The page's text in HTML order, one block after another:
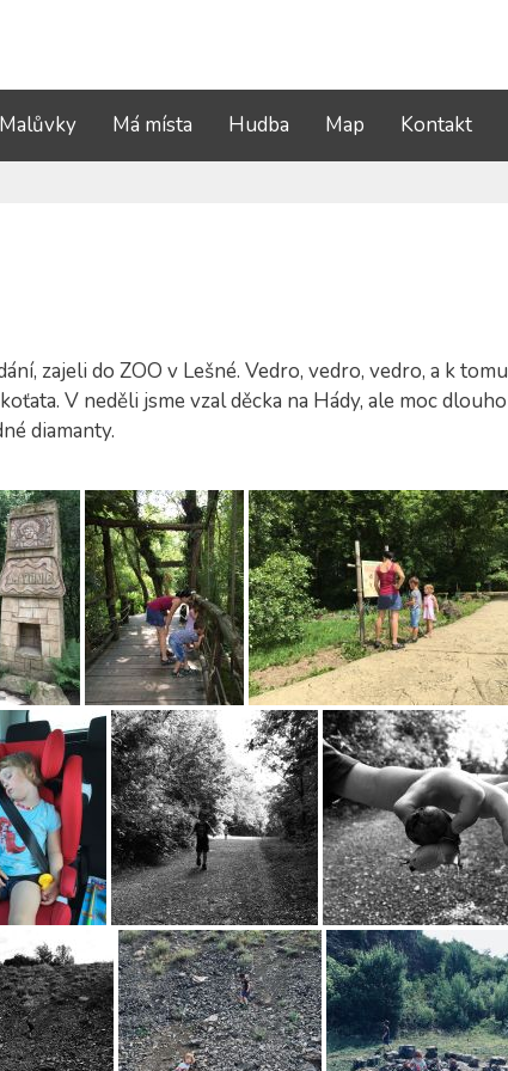
Malůvky Má místa Hudba Map
Kontakt
zajeli do ZOO v Lešné. Vedro, vedro, vedro, a k tomu
V neděli jsme vzal děcka na Hády, ale moc dlouho
diamanty.